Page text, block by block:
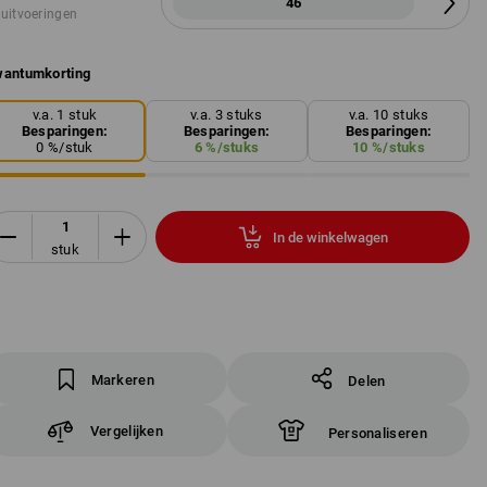
v.a. 1 stuk
Besparingen:
0 %/stuk
v.a. 3 stuks
Besparingen:
6%/stuks
v.a. 10 stuks
Besparingen:
10 %/stuks
stuk
In de winkelwagen
Markeren Delen
Vergelijken Personaliseren